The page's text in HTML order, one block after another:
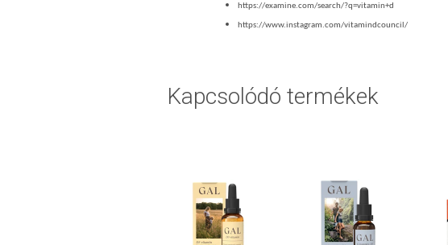
https://examine.com/search/?q=vitamin+d
https://www.instagram.com/vitamindcouncil/
Kapcsolódó termékek